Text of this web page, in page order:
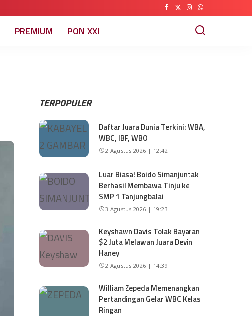
PREMIUM PON XXI
TERPOPULER
Daftar Juara Dunia Terkini: WBA,
WBC, IBF, WBO
2 Agustus 2026 | 12:42
Luar Biasa! Boido Simanjuntak
Berhasil Membawa Tinju ke
SMP 1 Tanjungbalai
3 Agustus 2026 | 19:23
Keyshawn Davis Tolak Bayaran
$2 Juta Melawan Juara Devin
Haney
2 Agustus 2026 | 14:39
William Zepeda Memenangkan
Pertandingan Gelar WBC Kelas
Ringan